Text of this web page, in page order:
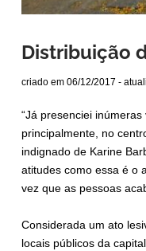
Distribuição
criado em 06/12/2017 -
“Já presenciei
principalmente, no
indignado de Karine
atitudes como essa é o
vez que as pessoas
Considerada um ato
locais públicos da